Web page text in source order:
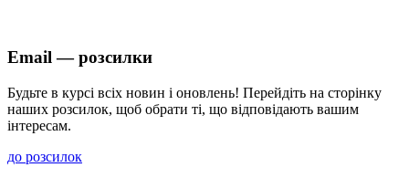
Email — розсилки
Будьте в курсі всіх новин і оновлень! Перейдіть на сторінку
наших розсилок, щоб обрати ті, що відповідають вашим
інтересам.
до розсилок